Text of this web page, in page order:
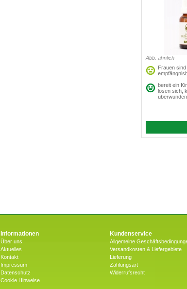
Abb. ähnlich
Frauen
bereit ein
lösen sich,
Informationen
Über uns
Aktuelles
Kontakt
Impressum
Datenschutz
Cookie Hinweise
Kundenservice
Allgemeine
Versandkosten & Liefergebiete
Lieferung
Zahlungsart
Widerrufsrecht